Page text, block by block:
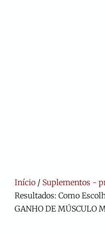
Início / Suplementos -
Resultados: Como
GANHO DE MÚSCULO